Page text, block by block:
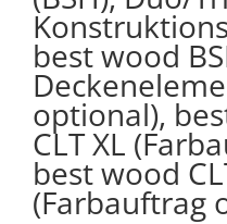
best wood
optional),
CLT XL
best wood
(Farbauftrag